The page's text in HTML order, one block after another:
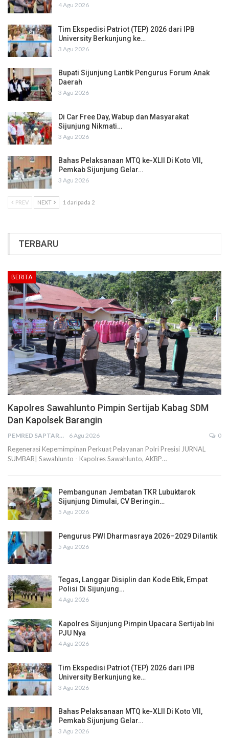
4 Agu 2026
Tim Ekspedisi Patriot (TEP) 2026 dari IPB
University Berkunjung ke…
3 Agu 2026
Bupati Sijunjung Lantik Pengurus Forum Anak
Daerah
3 Agu 2026
Di Car Free Day, Wabup dan Masyarakat
Sijunjung Nikmati…
3 Agu 2026
Bahas Pelaksanaan MTQ ke-XLII Di Koto VII,
Pemkab Sijunjung Gelar…
3 Agu 2026
PREV NEXT 1 daripada 2
TERBARU
BERITA
Kapolres Sawahlunto Pimpin Sertijab Kabag SDM
Dan Kapolsek Barangin
PEMRED SAPTARIUS 6 Agu 2026 0
Regenerasi Kepemimpinan Perkuat Pelayanan Polri Presisi JURNAL
SUMBAR| Sawahlunto - Kapolres Sawahlunto, AKBP…
Pembangunan Jembatan TKR Lubuktarok
Sijunjung Dimulai, CV Beringin…
5 Agu 2026
Pengurus PWI Dharmasraya 2026–2029 Dilantik
5 Agu 2026
Tegas, Langgar Disiplin dan Kode Etik, Empat
Polisi Di Sijunjung…
4 Agu 2026
Kapolres Sijunjung Pimpin Upacara Sertijab Ini
PJU Nya
4 Agu 2026
Tim Ekspedisi Patriot (TEP) 2026 dari IPB
University Berkunjung ke…
3 Agu 2026
Bahas Pelaksanaan MTQ ke-XLII Di Koto VII,
Pemkab Sijunjung Gelar…
3 Agu 2026